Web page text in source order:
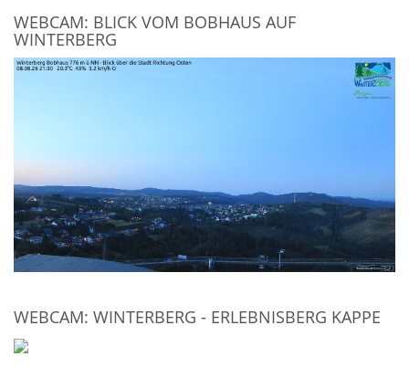
WEBCAM: BLICK VOM BOBHAUS AUF
WINTERBERG
WEBCAM: WINTERBERG - ERLEBNISBERG KAPPE